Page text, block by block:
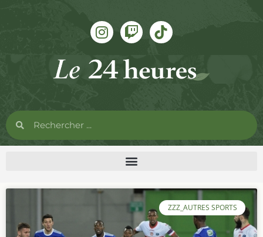
ZZZ_AUTRES SPORTS